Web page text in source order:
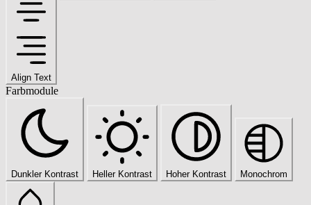
Align Text
Farbmodule
Dunkler Kontrast Heller Kontrast Hoher Kontrast Monochrom